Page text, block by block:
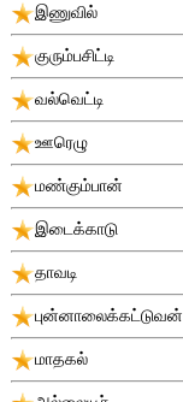
இணுவில்
குரும்பசிட்டி
வல்வெட்டி
ஊரெழு
மண்கும்பான்
இடைக்காடு
தாவடி
புன்னாலைக்கட்டுவன்
மாதகல்